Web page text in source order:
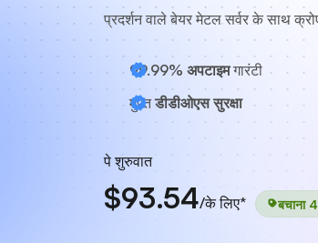
प्रदर्शन वाले बेयर मेटल सर्वर के साथ
99.99% अपटाइमगारंटी
मुफ़्तडीडीओएस सुरक्षा
पे शुरुवात
$93.54/के लिए* बचाना